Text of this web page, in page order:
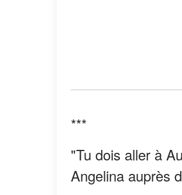
***
"Tu dois aller à
Angelina auprès